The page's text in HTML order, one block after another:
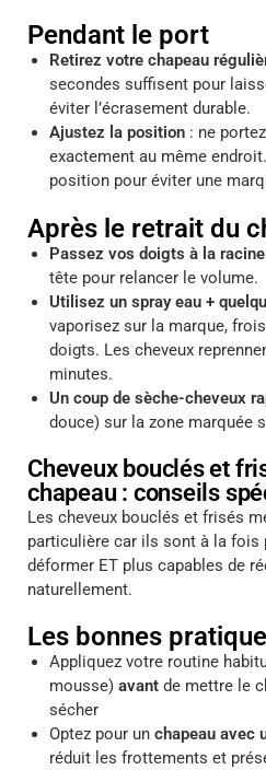
Pendant le port
Retirez votre chapeau
secondes suffisent pour
éviter l’écrasement durable.
Ajustez la position : ne
exactement au même
position pour éviter une
Après le retrait du
Passez vos doigts à la racine
tête pour relancer le volume.
Utilisez un spray eau +
vaporisez sur la marque,
doigts. Les cheveux
minutes.
Un coup de sèche-cheveux
douce) sur la zone marquée
Cheveux bouclés et
chapeau : conseils
Les cheveux bouclés et frisés
particulière car ils sont à la fois
déformer ET plus capables de
naturellement.
Les bonnes
Appliquez votre routine
mousse) avant de mettre le
sécher
Optez pour un chapeau avec
réduit les frottements et